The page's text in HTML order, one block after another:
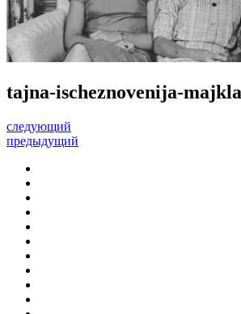
tajna-ischeznovenija-
следующий
предыдущий